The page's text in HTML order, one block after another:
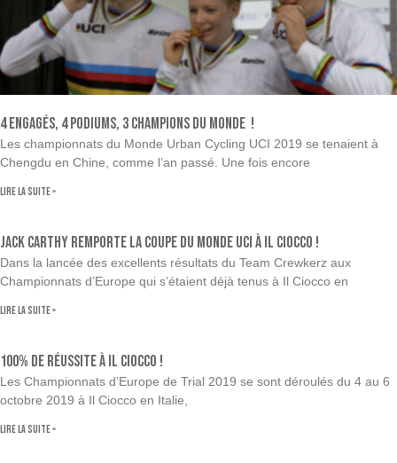
4 engagés, 4 podiums, 3 Champions du Monde !
Les championnats du Monde Urban Cycling UCI 2019 se tenaient à
Chengdu en Chine, comme l’an passé. Une fois encore
Lire la suite »
Jack Carthy remporte la Coupe du Monde UCI à Il Ciocco !
Dans la lancée des excellents résultats du Team Crewkerz aux
Championnats d’Europe qui s’étaient déjà tenus à Il Ciocco en
Lire la suite »
100% de réussite à Il Ciocco !
Les Championnats d’Europe de Trial 2019 se sont déroulés du 4 au 6
octobre 2019 à Il Ciocco en Italie,
Lire la suite »